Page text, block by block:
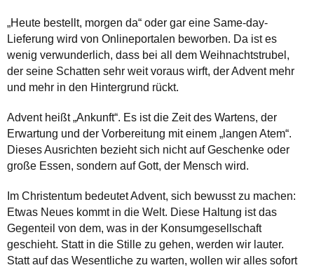
„Heute bestellt, morgen da“ oder gar eine Same-day-
Lieferung wird von Onlineportalen beworben. Da ist es
wenig verwunderlich, dass bei all dem Weihnachtstrubel,
der seine Schatten sehr weit voraus wirft, der Advent mehr
und mehr in den Hintergrund rückt.
Advent heißt „Ankunft“. Es ist die Zeit des Wartens, der
Erwartung und der Vorbereitung mit einem „langen Atem“.
Dieses Ausrichten bezieht sich nicht auf Geschenke oder
große Essen, sondern auf Gott, der Mensch wird.
Im Christentum bedeutet Advent, sich bewusst zu machen:
Etwas Neues kommt in die Welt. Diese Haltung ist das
Gegenteil von dem, was in der Konsumgesellschaft
geschieht. Statt in die Stille zu gehen, werden wir lauter.
Statt auf das Wesentliche zu warten, wollen wir alles sofort